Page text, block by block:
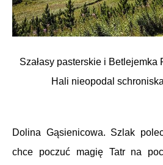
Szałasy pasterskie i Betlejemka
Hali nieopodal
Dolina Gąsienicowa. Szlak
chce poczuć magię Tatr na